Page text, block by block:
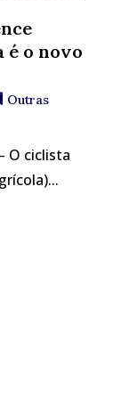
é o novo
Outras
O ciclista